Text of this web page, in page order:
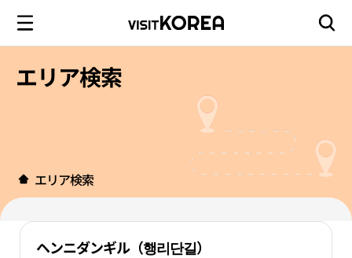
エリア検索
エリア検索
ヘンニダンギル（행리단길）